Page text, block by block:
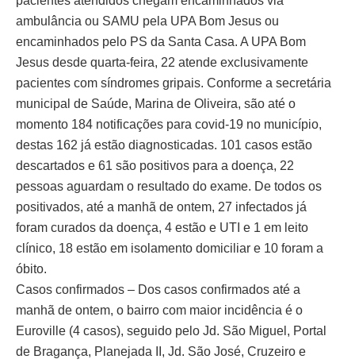
ambulância ou SAMU pela UPA Bom Jesus ou
encaminhados pelo PS da Santa Casa. A UPA Bom
Jesus desde quarta-feira, 22 atende exclusivamente
pacientes com síndromes gripais. Conforme a secretária
municipal de Saúde, Marina de Oliveira, são até o
momento 184 notificações para covid-19 no município,
destas 162 já estão diagnosticadas. 101 casos estão
descartados e 61 são positivos para a doença, 22
pessoas aguardam o resultado do exame. De todos os
positivados, até a manhã de ontem, 27 infectados já
foram curados da doença, 4 estão e UTI e 1 em leito
clínico, 18 estão em isolamento domiciliar e 10 foram a
óbito.
Casos confirmados – Dos casos confirmados até a
manhã de ontem, o bairro com maior incidência é o
Euroville (4 casos), seguido pelo Jd. São Miguel, Portal
de Bragança, Planejada II, Jd. São José, Cruzeiro e